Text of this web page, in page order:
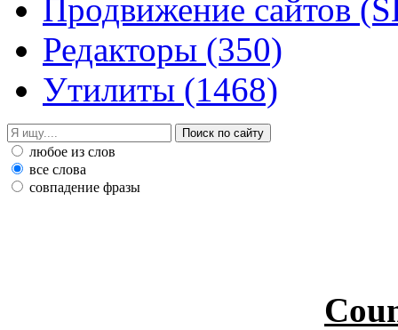
Продвижение сайтов
Редакторы (350)
Утилиты (1468)
любое из слов
все слова
совпадение фразы